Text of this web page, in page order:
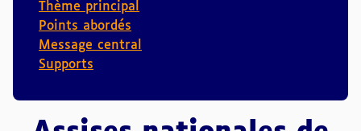
Thème principal
Points abordés
Message central
Supports